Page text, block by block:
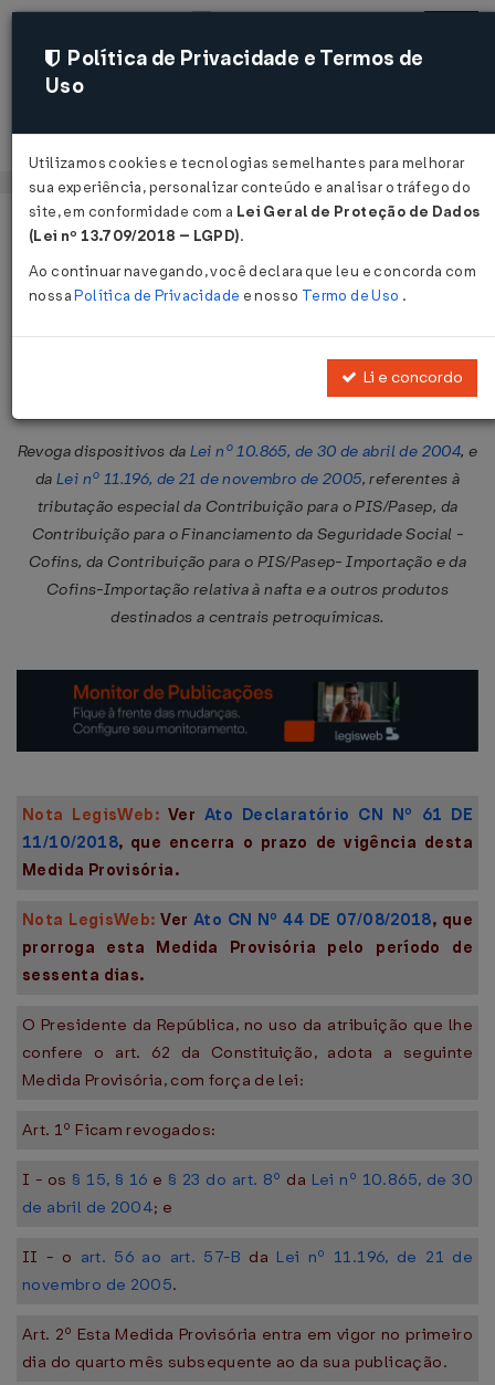
Acessar
Página Inicial Legislações
Medida Provisória Nº 836 DE
Revoga dispositivos da Lei nº 10.865, de 30 de abril de 2004, e
daLei nº 11.196, de 21 de novembro de 2005, referentes à
tributação especial da Contribuição para o PIS/Pasep, da
Contribuição para o Financiamento da Seguridade Social -
Cofins, da Contribuição para o PIS/Pasep- Importação e da
Cofins-Importação relativa à nafta e a outros produtos
destinados a centrais petroquímicas.
Nota LegisWeb: Ver Ato Declaratório CN Nº 61 DE
11/10/2018, que encerra o prazo de vigência desta
Medida Provisória.
Nota LegisWeb:Ver Ato CN Nº 44 DE 07/08/2018, que
prorroga esta Medida Provisória pelo período de
sessenta dias.
O Presidente da República, no uso da atribuição que lhe
confere o art. 62 da Constituição, adota a seguinte
Medida Provisória, com força de lei:
Art. 1º Ficam revogados:
I - os § 15, § 16 e § 23 do art. 8º da Lei nº 10.865, de 30
de abril de 2004; e
II - o art. 56 ao art. 57-B da Lei nº 11.196, de 21 de
novembro de 2005.
Art. 2º Esta Medida Provisória entra em vigor no primeiro
dia do quarto mês subsequente ao da sua publicação.
Política de Privacidade e Termos de
Uso
Utilizamos cookies e tecnologias semelhantes para melhorar
sua experiência, personalizar conteúdo e analisar o tráfego do
site, em conformidade com a Lei Geral de Proteção de Dados
(Lei nº 13.709/2018 – LGPD).
Ao continuar navegando, você declara que leu e concorda com
nossaPolítica de Privacidade e nosso Termo de Uso .
Li e concordo